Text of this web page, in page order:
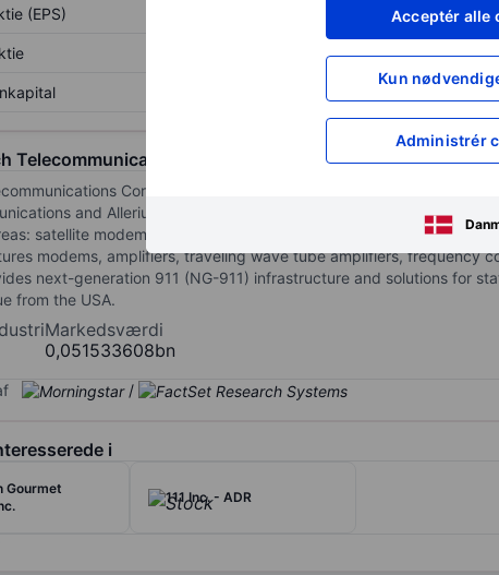
Acceptér alle
Kun
Administrér
(EPS)
Telecommunications Corp.
Corp is a provider of communications technology
and Allerium. The company's Satellite and Space
satellite modem and amplifier technologies, troposcatter
modems, amplifiers, traveling wave tube amplifiers, frequency
next-generation 911 (NG-911) infrastructure and solutions for
from the USA.
Markedsværdi
0,051533608bn
/
i
Gourmet
111 Inc. - ADR